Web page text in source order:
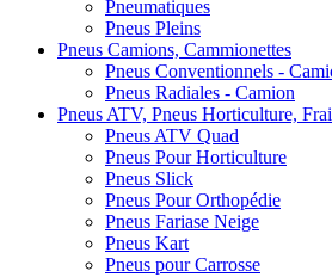
Pneumatiques
Pneus Pleins
Pneus Camions, Cammionettes
Pneus Conventionnels -
Pneus Radiales - Camion
Pneus ATV, Pneus Horticulture,
Pneus ATV Quad
Pneus Pour Horticulture
Pneus Slick
Pneus Pour Orthopédie
Pneus Fariase Neige
Pneus Kart
Pneus pour Carrosse